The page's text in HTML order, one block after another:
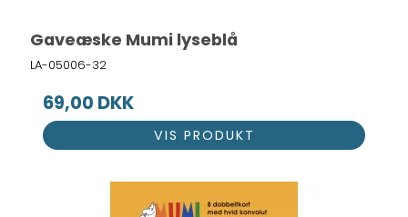
Gaveæske Mumi lyseblå
LA-05006-32
69,00 DKK
VIS PRODUKT